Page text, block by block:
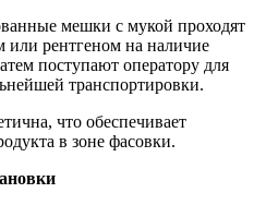
мешки с мукой проходят
или рентгеном на наличие
поступают оператору для
транспортировки.
что обеспечивает
в зоне фасовки.